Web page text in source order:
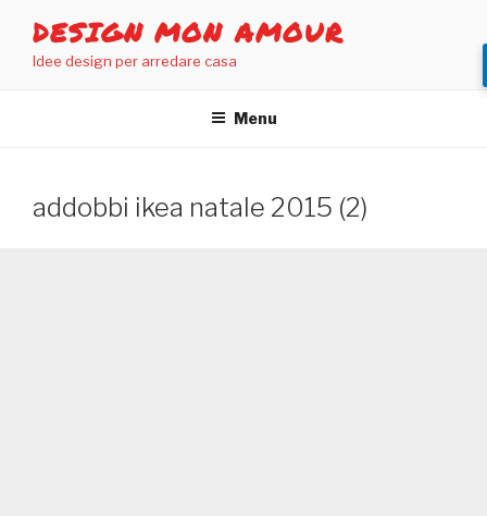
contenuto
DESIGN MON AMOUR
Idee design per arredare casa
Menu
addobbi ikea natale 2015 (2)